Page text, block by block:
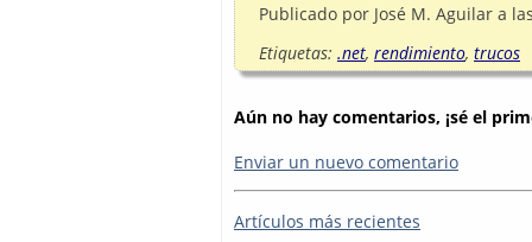
Publicado por José M. Aguilar a
Etiquetas: .net, rendimiento, trucos
Aún no hay comentarios, ¡sé el
Enviar un nuevo comentario
Artículos más recientes